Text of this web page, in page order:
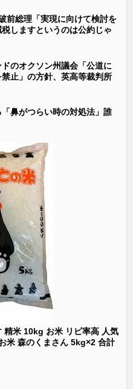
前総理「実現に向けて検討を
しますというのは公約じゃ
のオクソン州議会「公道に
止」の方針、英高等裁判所
「鼻がつらい時の対処法」誰
精米 10kg お米 リピ率高 人気
米 森のくまさん 5kg×2 合計